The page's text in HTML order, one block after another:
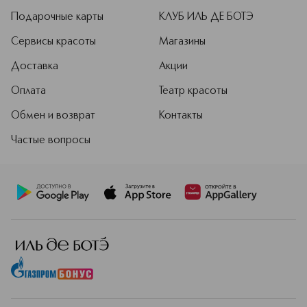
Подарочные карты
Сервисы красоты
Доставка
Оплата
Обмен и возврат
Частые вопросы
КЛУБ ИЛЬ ДЕ БОТЭ
Магазины
Акции
Театр красоты
Контакты